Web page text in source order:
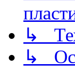
↳
↳